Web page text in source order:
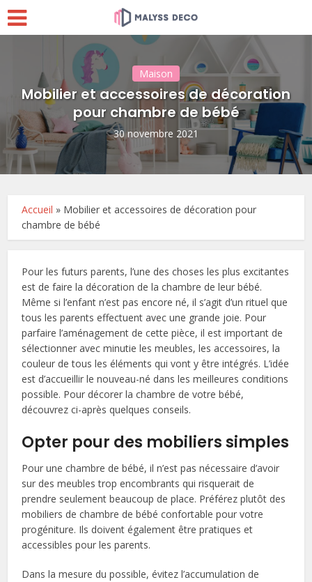
Maison
Mobilier et accessoires de décoration
pour chambre de bébé
30 novembre 2021
Accueil » Mobilier et accessoires de décoration pour
chambre de bébé
Pour les futurs parents, l’une des choses les plus excitantes
est de faire la décoration de la chambre de leur bébé.
Même si l’enfant n’est pas encore né, il s’agit d’un rituel que
tous les parents effectuent avec une grande joie. Pour
parfaire l’aménagement de cette pièce, il est important de
sélectionner avec minutie les meubles, les accessoires, la
couleur de tous les éléments qui vont y être intégrés. L’idée
est d’accueillir le nouveau-né dans les meilleures conditions
possible. Pour décorer la chambre de votre bébé,
découvrez ci-après quelques conseils.
Opter pour des mobiliers simples
Pour une chambre de bébé, il n’est pas nécessaire d’avoir
sur des meubles trop encombrants qui risquerait de
prendre seulement beaucoup de place. Préférez plutôt des
mobiliers de chambre de bébé confortable pour votre
progéniture. Ils doivent également être pratiques et
accessibles pour les parents.
Dans la mesure du possible, évitez l’accumulation de